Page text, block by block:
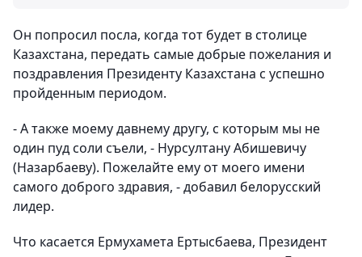
Он попросил посла, когда тот будет в столице
Казахстана, передать самые добрые пожелания и
поздравления Президенту Казахстана с успешно
пройденным периодом.
- А также моему давнему другу, с которым мы не
один пуд соли съели, - Нурсултану Абишевичу
(Назарбаеву). Пожелайте ему от моего имени
самого доброго здравия, - добавил белорусский
лидер.
Что касается Ермухамета Ертысбаева, Президент